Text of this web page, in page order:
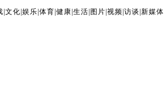
文化 娱乐 体育 健康 生活 图片 视频 访谈 新媒体